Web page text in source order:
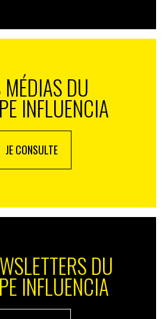
MÉDIAS DU
INFLUENCIA
JE CONSULTE
DU
INFLUENCIA